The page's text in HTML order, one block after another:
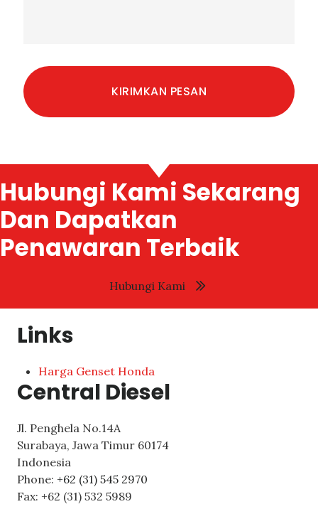
Hubungi Kami Sekarang
Dan Dapatkan
Penawaran Terbaik
Hubungi Kami
Links
Harga Genset Honda
Central Diesel
Jl. Penghela No.14A
Surabaya, Jawa Timur 60174
Indonesia
Phone: +62 (31) 545 2970
Fax: +62 (31) 532 5989